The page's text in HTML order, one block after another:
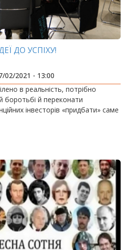
ДО УСПІХУ!
02/2021 - 13:00
в реальність, потрібно
боротьбі й переконати
інвесторів «придбати» саме